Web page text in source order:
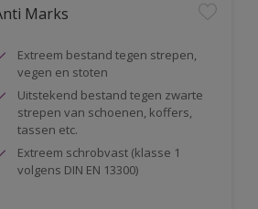
Marks
Extreem bestand tegen strepen,
vegen en stoten
Uitstekend bestand tegen zwarte
strepen van schoenen, koffers,
tassen etc.
Extreem schrobvast (klasse 1
volgens DIN EN 13300)